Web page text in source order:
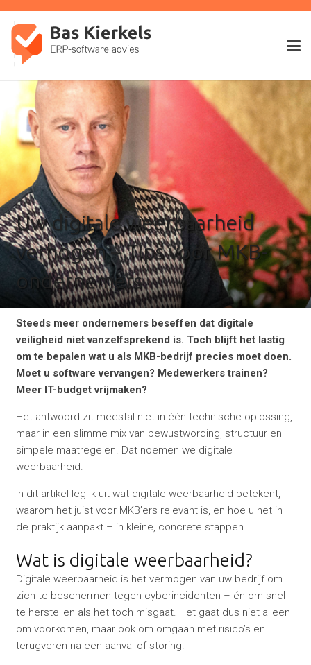
Uw digitale weerbaarheid
verhogen – Tips voor MKB-
ondernemers
Steeds meer ondernemers beseffen dat digitale
veiligheid niet vanzelfsprekend is. Toch blijft het lastig
om te bepalen wat u als MKB-bedrijf precies moet doen.
Moet u software vervangen? Medewerkers trainen?
Meer IT-budget vrijmaken?
Het antwoord zit meestal niet in één technische oplossing,
maar in een slimme mix van bewustwording, structuur en
simpele maatregelen. Dat noemen we digitale
weerbaarheid.
In dit artikel leg ik uit wat digitale weerbaarheid betekent,
waarom het juist voor MKB’ers relevant is, en hoe u het in
de praktijk aanpakt – in kleine, concrete stappen.
Wat is digitale weerbaarheid?
Digitale weerbaarheid is het vermogen van uw bedrijf om
zich te beschermen tegen cyberincidenten – én om snel
te herstellen als het toch misgaat. Het gaat dus niet alleen
om voorkomen, maar ook om omgaan met risico’s en
terugveren na een aanval of storing.